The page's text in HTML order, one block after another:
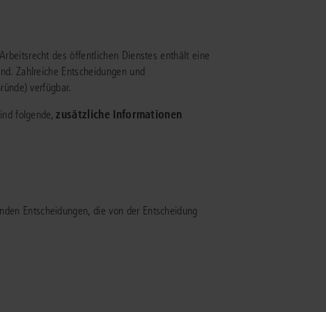
Dienstrecht
Recht
für Fachanwältein allen
Fachgebieten.
des öffentlichen Dienstes enthält eine
Zahlreiche Entscheidungen und
verfügbar.
folgende,zusätzliche Informationen
Entscheidungen, die von der Entscheidung